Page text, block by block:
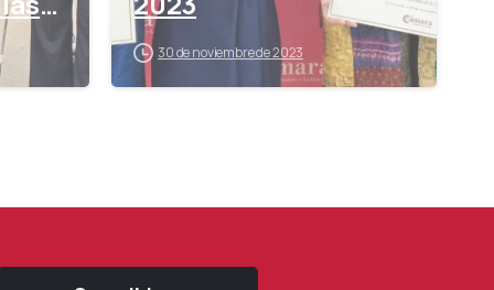
30 de noviembre de 2023